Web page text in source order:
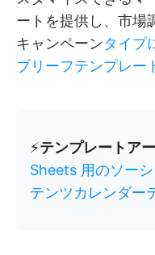
ートを提供し、市場
キャンペーンタイプ
ブリーフテンプレー
⚡️テンプレートア
Sheets 用のソー
テンツカレンダー